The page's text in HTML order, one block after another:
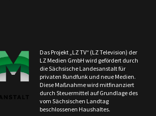
Das Projekt „LZ TV“ (LZ Television) der
LZ Medien GmbH wird gefördert durch
die Sächsische Landesanstalt für
privaten Rundfunk und neue Medien.
Diese Maßnahme wird mitfinanziert
durch Steuermittel auf Grundlage des
vom Sächsischen Landtag
beschlossenen Haushaltes.